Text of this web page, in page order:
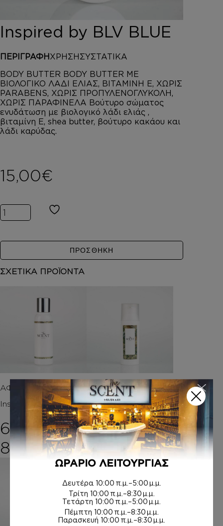
HOROMIA
SPECIAL OFFERS
ΣΥΝΔΕΣΗ
ΚΑΛΑΘΙ
Inspired by BLV BLUE
ΠΕΡΙΓΡΑΦΗ ΧΡΗΣΗ ΣΥΣΤΑΤΙΚΑ
BODY BUTTER BODY BUTTER ΜΕ
ΒΙΟΛΟΓΙΚΟ ΛΑΔΙ ΕΛΙΑΣ, ΒΙΤΑΜΙΝΗ Ε, ΧΩΡΙΣ
PARABENS, ΧΩΡΙΣ ΠΡΟΠΥΛΕΝΟΓΛΥΚΟΛΗ,
ΧΩΡΙΣ ΠΑΡΑΦΙΝΕΛΑ Βούτυρο σώματος
ενυδάτωση με βιολογικό λάδι ελιάς ,
βιταμίνη Ε, shea butter, βούτυρο κακάου και
λάδι καρύδας.
15,00€
Inspired by BLV BLUE ποσότητα
ΠΡΟΣΘΗΚΗ
ΣΧΕΤΙΚΑ ΠΡΟΪΟΝΤΑ
ΑΦΡΟΛΟΥΤΡΑ
Inspired by BLV BLUE
6,00€ –
8,00€Price range: 6,00€
HAND CREAM
Inspired by BLV BLUE
7,50€
ΩΡΑΡΙΟ ΛΕΙΤΟΥΡΓΙΑΣ
Δευτέρα 10:00 π.μ.–5:00 μ.μ.
Τρίτη 10:00 π.μ.–8:30 μ.μ.
Τετάρτη 10:00 π.μ.–5:00 μ.μ.
Πέμπτη 10:00 π.μ.–8:30 μ.μ.
Παρασκευή 10:00 π.μ.–8:30 μ.μ.